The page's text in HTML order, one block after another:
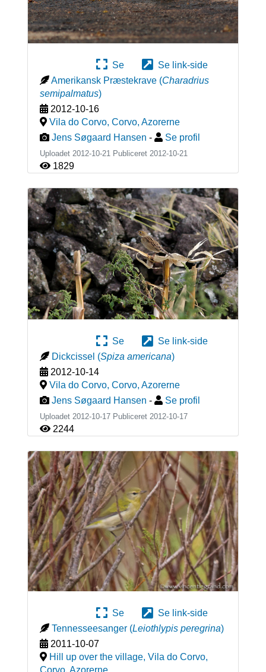
Se
Se link-side
Amerikansk Præstekrave (Charadrius
semipalmatus)
2012-10-16
Vila do Corvo, Corvo, Azorerne
Jens Søgaard Hansen - Se profil
Uploadet 2012-10-21 Publiceret 2012-10-21
1829
Se
Se link-side
Dickcissel (Spiza americana)
2012-10-14
Vila do Corvo, Corvo, Azorerne
Jens Søgaard Hansen - Se profil
Uploadet 2012-10-17 Publiceret 2012-10-17
2244
Se
Se link-side
Tennesseesanger (Leiothlypis peregrina)
2011-10-07
Hill up over the village, Vila do Corvo,